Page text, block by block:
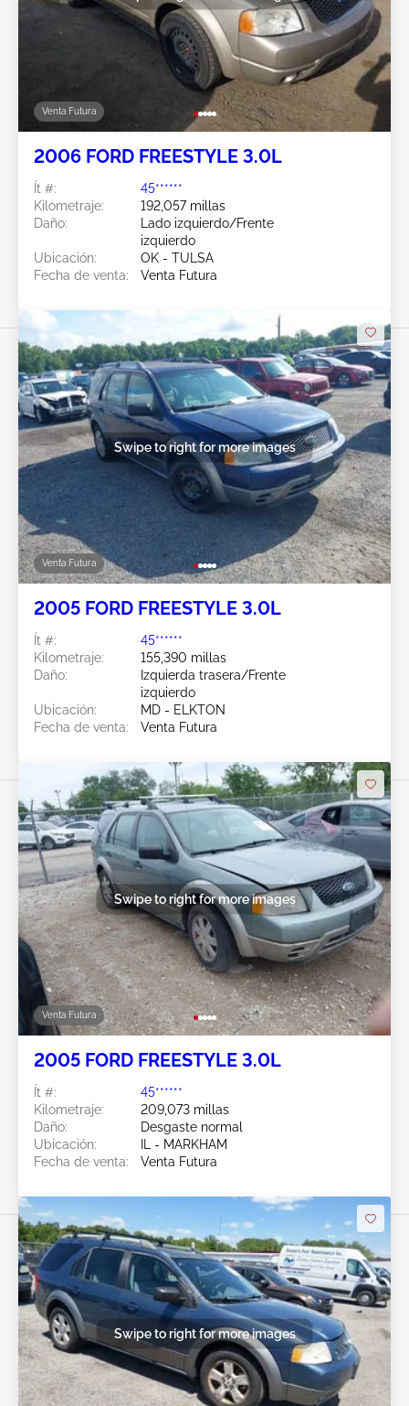
Venta Futura
2006 FORD FREESTYLE 3.0L
Ít #:
45******
Kilometraje:
192,057 millas
Daño:
Lado izquierdo/Frente
izquierdo
Ubicación:
OK - TULSA
Fecha de venta:
Venta Futura
Venta Futura
Swipe to right for more images
2005 FORD FREESTYLE 3.0L
Ít #:
45******
Kilometraje:
155,390 millas
Daño:
Izquierda trasera/Frente
izquierdo
Ubicación:
MD - ELKTON
Fecha de venta:
Venta Futura
Venta Futura
Swipe to right for more images
2005 FORD FREESTYLE 3.0L
Ít #:
45******
Kilometraje:
209,073 millas
Daño:
Desgaste normal
Ubicación:
IL - MARKHAM
Fecha de venta:
Venta Futura
Swipe to right for more images